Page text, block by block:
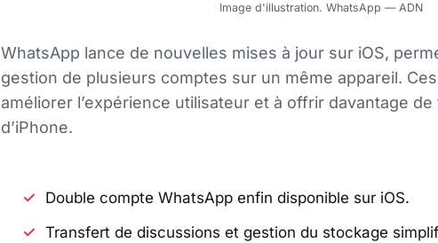
Image d'illustration. WhatsApp — ADN
WhatsApp lance de nouvelles mises à jour sur iOS,
gestion de plusieurs comptes sur un même appareil.
améliorer l’expérience utilisateur et à offrir davantage
d’iPhone.
Double compte WhatsApp enfin disponible sur iOS.
Transfert de discussions et gestion du stockage